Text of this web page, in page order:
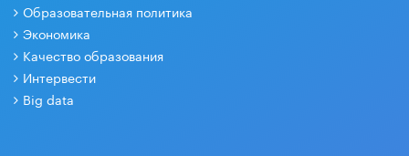
Образовательная политика
Экономика
Качество образования
Интервести
Big data